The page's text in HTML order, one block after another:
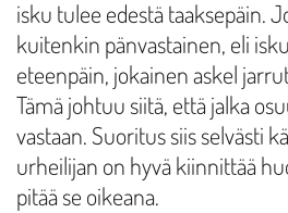
isku tulee edestä taaksepäin.
kuitenkin pänvastainen, eli
eteenpäin, jokainen askel
Tämä johtuu siitä, että jalka
vastaan. Suoritus siis selvästi
urheilijan on hyvä kiinnittää
pitää se oikeana.